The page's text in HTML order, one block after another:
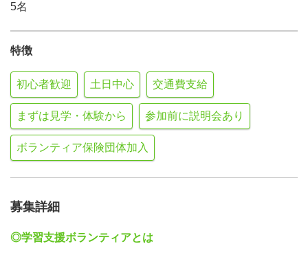
5名
特徴
初心者歓迎 土日中心 交通費支給
まずは見学・体験から 参加前に説明会あり
ボランティア保険団体加入
募集詳細
◎学習支援ボランティアとは